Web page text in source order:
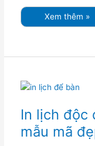
Xem thêm »
In lịch độc
mẫu mã
In
lịch
đẹp,
giá
rẻ,
mẫu